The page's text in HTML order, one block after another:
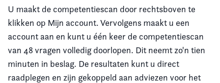
U maakt de competentiescan door rechtsboven te
klikken op Mijn account. Vervolgens maakt u een
account aan en kunt u één keer de competentiescan
van 48 vragen volledig doorlopen. Dit neemt zo'n tien
minuten in beslag. De resultaten kunt u direct
raadplegen en zijn gekoppeld aan adviezen voor het